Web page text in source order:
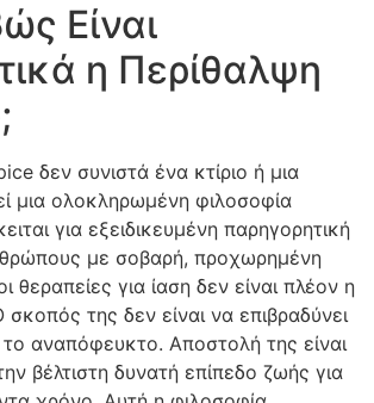
Είναι
η Περίθαλψη
δεν συνιστά ένα κτίριο ή μια
μια ολοκληρωμένη φιλοσοφία
για εξειδικευμένη παρηγορητική
με σοβαρή, προχωρημένη
θεραπείες για ίαση δεν είναι πλέον η
σκοπός της δεν είναι να επιβραδύνει
το αναπόφευκτο. Αποστολή της είναι
βέλτιστη δυνατή επίπεδο ζωής για